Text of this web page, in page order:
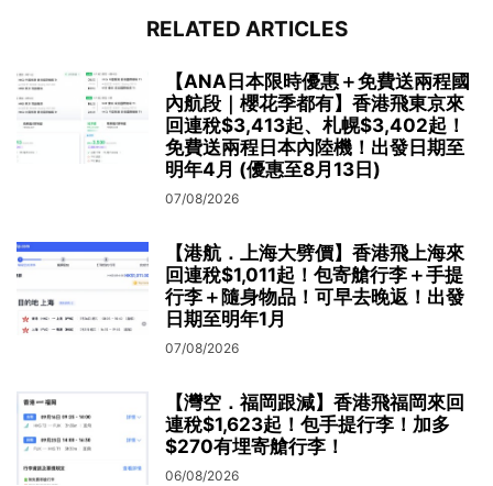
RELATED ARTICLES
【ANA日本限時優惠＋免費送兩程國
內航段｜櫻花季都有】香港飛東京來
回連稅$3,413起、札幌$3,402起！
免費送兩程日本內陸機！出發日期至
明年4月 (優惠至8月13日)
07/08/2026
【港航．上海大劈價】香港飛上海來
回連稅$1,011起！包寄艙行李＋手提
行李＋隨身物品！可早去晚返！出發
日期至明年1月
07/08/2026
【灣空．福岡跟減】香港飛福岡來回
連稅$1,623起！包手提行李！加多
$270有埋寄艙行李！
06/08/2026